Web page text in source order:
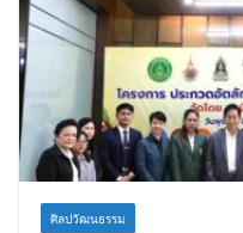
ศิลปวัฒนธรรม